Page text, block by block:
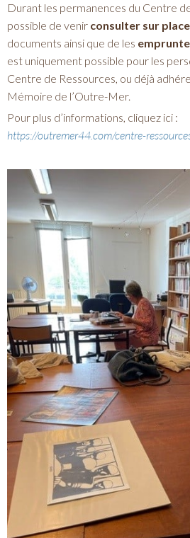
Durant les permanences du Centre
possible de venir consulter sur place
documents ainsi que de les
est uniquement possible pour les
Centre de Ressources, ou déjà
Mémoire de l’Outre-Mer.
Pour plus d’informations, cliquez ici :
https://outremer44.com/centre-